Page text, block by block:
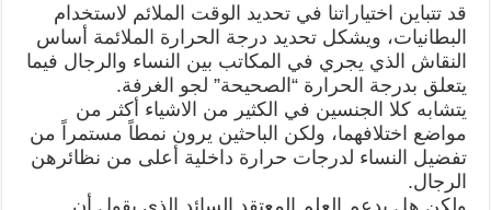
قد تتباين اختياراتنا في تحديد الوقت الملائم لاستخدام
البطانيات، ويشكل تحديد درجة الحرارة الملائمة أساس
النقاش الذي يجري في المكاتب بين النساء والرجال فيما
يتعلق بدرجة الحرارة “الصحيحة” لجو الغرفة.
يتشابه كلا الجنسين في الكثير من الاشياء أكثر من
مواضع اختلافهما، ولكن الباحثين يرون نمطاً مستمراً من
تفضيل النساء لدرجات حرارة داخلية أعلى من نظائرهن
الرجال.
ولكن هل يدعم العلم المعتقد السائد الذي يقول أن